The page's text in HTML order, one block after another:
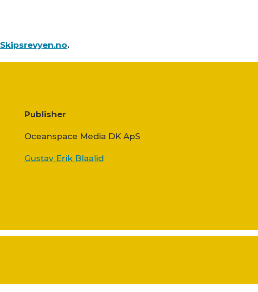
Skipsrevyen.no.
Publisher
Oceanspace Media DK ApS
Gustav Erik Blaalid